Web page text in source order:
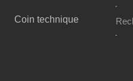
Coin technique